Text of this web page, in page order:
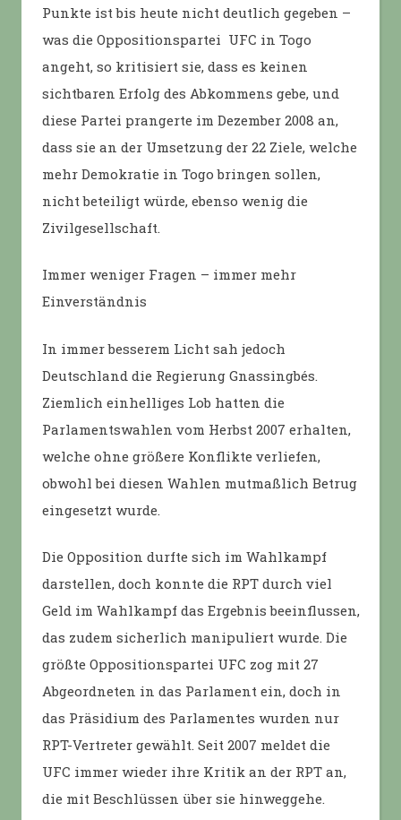
Punkte ist bis heute nicht deutlich gegeben –
was die Oppositionspartei UFC in Togo
angeht, so kritisiert sie, dass es keinen
sichtbaren Erfolg des Abkommens gebe, und
diese Partei prangerte im Dezember 2008 an,
dass sie an der Umsetzung der 22 Ziele, welche
mehr Demokratie in Togo bringen sollen,
nicht beteiligt würde, ebenso wenig die
Zivilgesellschaft.
Immer weniger Fragen – immer mehr
Einverständnis
In immer besserem Licht sah jedoch
Deutschland die Regierung Gnassingbés.
Ziemlich einhelliges Lob hatten die
Parlamentswahlen vom Herbst 2007 erhalten,
welche ohne größere Konflikte verliefen,
obwohl bei diesen Wahlen mutmaßlich Betrug
eingesetzt wurde.
Die Opposition durfte sich im Wahlkampf
darstellen, doch konnte die RPT durch viel
Geld im Wahlkampf das Ergebnis beeinflussen,
das zudem sicherlich manipuliert wurde. Die
größte Oppositionspartei UFC zog mit 27
Abgeordneten in das Parlament ein, doch in
das Präsidium des Parlamentes wurden nur
RPT-Vertreter gewählt. Seit 2007 meldet die
UFC immer wieder ihre Kritik an der RPT an,
die mit Beschlüssen über sie hinweggehe.